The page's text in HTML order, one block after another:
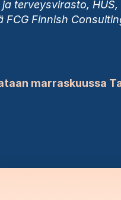
terveysvirasto,
FCG Finnish
marraskuussa